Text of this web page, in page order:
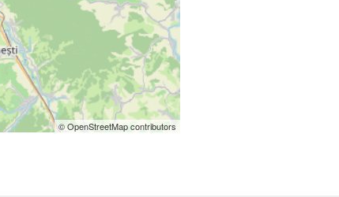
© OpenStreetMap contributors